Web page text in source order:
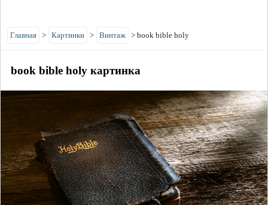
Главная > Картинки > Винтаж > book bible holy
book bible holy картинка